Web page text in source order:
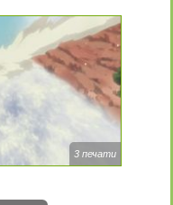
3 печати